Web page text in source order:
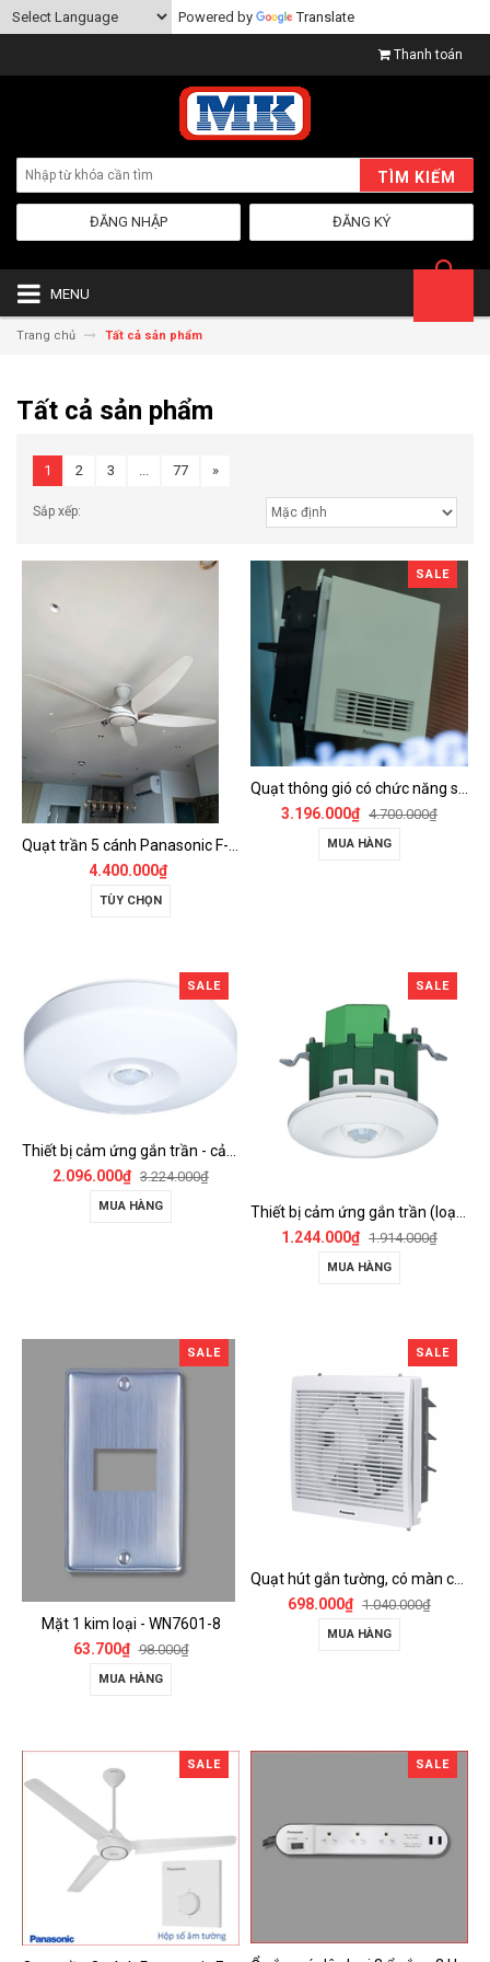
Powered by Translate
Thanh toán
TÌM KIẾM
ĐĂNG KÝ
ĐĂNG NHẬP
MENU
Trang chủ Tất cả sản phẩm
Tất cả sản phẩm
Sắp xếp:
1 2 3 ... 77 »
4.400.000₫
TÙY CHỌN
SALE
Quạt thông gió có chức năng sưởi ấm, dùng cho phòng tắm - FV-30BZ1
3.196.000₫ 4.700.000₫
MUA HÀNG
SALE
2.096.000₫ 3.224.000₫
MUA HÀNG
SALE
1.244.000₫ 1.914.000₫
MUA HÀNG
SALE
Mặt 1 kim loại - WN7601-8
63.700₫ 98.000₫
MUA HÀNG
SALE
698.000₫ 1.040.000₫
MUA HÀNG
SALE SALE